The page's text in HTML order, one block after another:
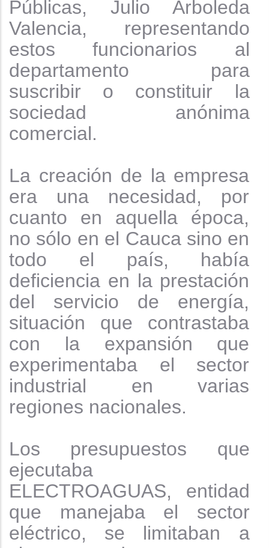
Públicas, Julio Arboleda
Valencia, representando
estos funcionarios al
departamento para
suscribir o constituir la
sociedad anónima
comercial.
La creación de la empresa
era una necesidad, por
cuanto en aquella época,
no sólo en el Cauca sino en
todo el país, había
deficiencia en la prestación
del servicio de energía,
situación que contrastaba
con la expansión que
experimentaba el sector
industrial en varias
regiones nacionales.
Los presupuestos que
ejecutaba
ELECTROAGUAS, entidad
que manejaba el sector
eléctrico, se limitaban a